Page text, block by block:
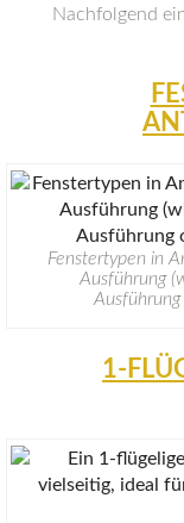
Nachfolgend
Fenstertypen in
Ausführung
1-